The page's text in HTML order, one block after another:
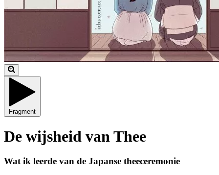
Fragment
De wijsheid van Thee
Wat ik leerde van de Japanse theeceremonie